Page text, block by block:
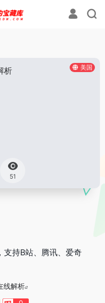
美国
51
支持B站、腾讯、爱奇
线解析